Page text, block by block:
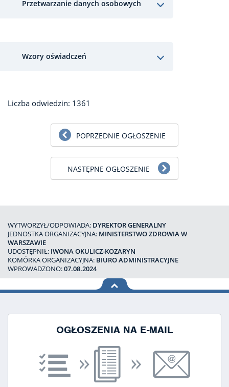
Przetwarzanie danych osobowych
Wzory oświadczeń
Liczba odwiedzin: 1361
POPRZEDNIE OGŁOSZENIE
NASTĘPNE OGŁOSZENIE
WYTWORZYŁ/ODPOWIADA: DYREKTOR GENERALNY
JEDNOSTKA ORGANIZACYJNA: MINISTERSTWO ZDROWIA W
WARSZAWIE
UDOSTĘPNIŁ: IWONA OKULICZ-KOZARYN
KOMÓRKA ORGANIZACYJNA: BIURO ADMINISTRACYJNE
WPROWADZONO:07.08.2024
na górę
OGŁOSZENIA NA E-MAIL